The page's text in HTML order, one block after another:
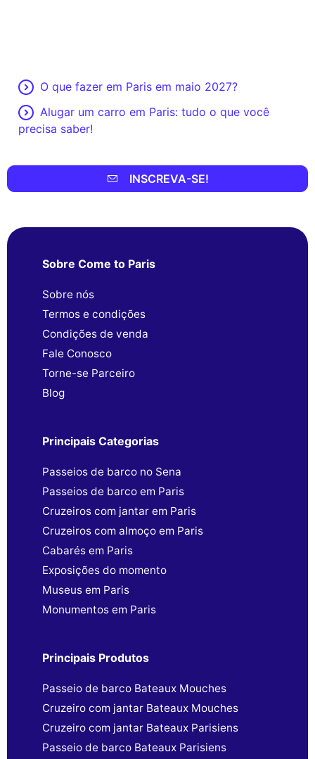
O que fazer em Paris em maio 2027?
Alugar um carro em Paris: tudo o que você
precisa saber!
INSCREVA-SE!
Sobre Come to Paris
Sobre nós
Termos e condições
Condições de venda
Fale Conosco
Torne-se Parceiro
Blog
Principais Categorias
Passeios de barco no Sena
Passeios de barco em Paris
Cruzeiros com jantar em Paris
Cruzeiros com almoço em Paris
Cabarés em Paris
Exposições do momento
Museus em Paris
Monumentos em Paris
Principais Produtos
Passeio de barco Bateaux Mouches
Cruzeiro com jantar Bateaux Mouches
Cruzeiro com jantar Bateaux Parisiens
Passeio de barco Bateaux Parisiens